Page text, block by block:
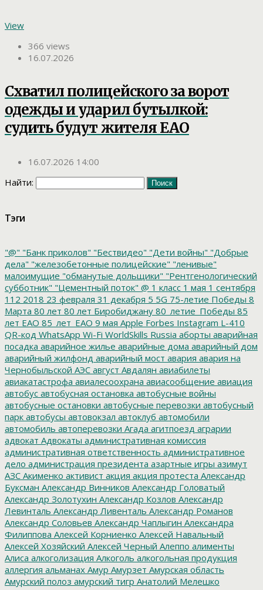
View
366 views
16.07.2026
Схватил полицейского за ворот
одежды и ударил бутылкой:
судить будут жителя ЕАО
16.07.2026 14:00
Найти:
Тэги
"@" "Банк приколов" "Бествидео" "Дети войны" "Добрые
дела" "железобетонные полицейские" "ленивые"
малоимущие "обманутые дольщики" "Рентгенологический
субботник" "Цементный поток" @ 1 класс 1 мая 1 сентября
112 2018 23 февраля 31 декабря 5 5G 75-летие Победы 8
Марта 80 лет 80 лет Биробиджану 80_летие_Победы 85
лет ЕАО 85_лет_ЕАО 9 мая Apple Forbes Instagram L-410
QR-код WhatsApp Wi-Fi WorldSkills Russia аборты аварийная
посадка аварийное жилье аварийные дома аварийный дом
аварийный жилфонд аварийный мост авария авария на
Чернобыльской АЭС август Авдалян авиабилеты
авиакатастрофа авиалесоохрана авиасообщение авиация
автобус автобусная остановка автобусные войны
автобусные остановки автобусные перевозки автобусный
парк автобусы автовокзал автоклуб автомобили
автомобиль автоперевозки Агада агитпоезд аграрии
адвокат Адвокаты административная комиссия
административная ответственность административное
дело администрация президента азартные игры азимут
АЗС Акименко активист акция акция протеста Александр
Буксман Александр Винников Александр Головатый
Александр Золотухин Александр Козлов Александр
Левинталь Александр Ливенталь Александр Романов
Александр Соловьев Александр Чаплыгин Александра
Филиппова Алексей Корниенко Алексей Навальный
Алексей Хозяйский Алексей Черный Алеппо алименты
Алиса алкоголизация Алкоголь алкогольная продукция
аллергия альманах Амур Амурзет Амурская область
Амурский полоз амурский тигр Анатолий Мелешко